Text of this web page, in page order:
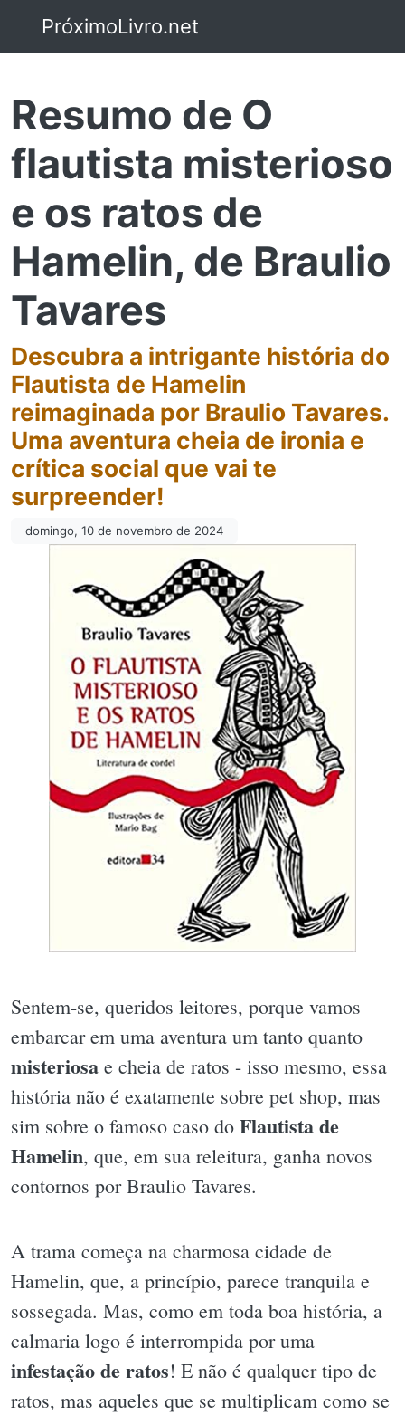
PróximoLivro.net
Resumo de O
flautista misterioso
e os ratos de
Hamelin, de Braulio
Tavares
Descubra a intrigante história do
Flautista de Hamelin
reimaginada por Braulio Tavares.
Uma aventura cheia de ironia e
crítica social que vai te
surpreender!
domingo, 10 de novembro de 2024
Sentem-se, queridos leitores, porque vamos
embarcar em uma aventura um tanto quanto
misteriosa e cheia de ratos - isso mesmo, essa
história não é exatamente sobre pet shop, mas
sim sobre o famoso caso do Flautista de
Hamelin, que, em sua releitura, ganha novos
contornos por Braulio Tavares.
A trama começa na charmosa cidade de
Hamelin, que, a princípio, parece tranquila e
sossegada. Mas, como em toda boa história, a
calmaria logo é interrompida por uma
infestação de ratos! E não é qualquer tipo de
ratos, mas aqueles que se multiplicam como se